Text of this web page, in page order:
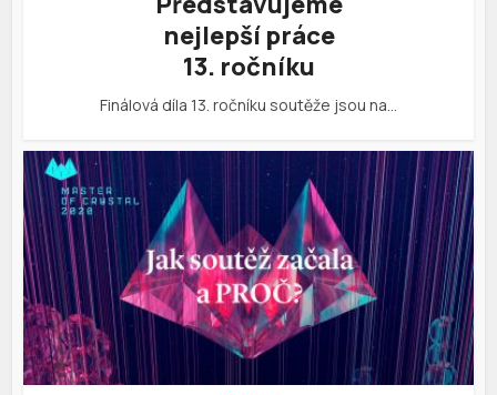
nejlepší práce
13. ročníku
Finálová díla 13. ročníku soutěže jsou na…